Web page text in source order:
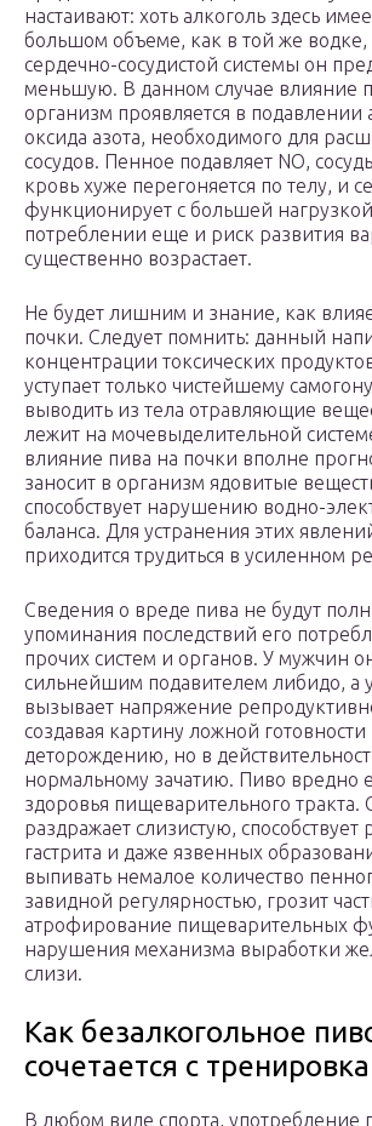
настаивают: хоть алкоголь здесь
большом объеме, как в той же водке,
сердечно-сосудистой системы он
меньшую. В данном случае влияние
организм проявляется в подавлении
оксида азота, необходимого для
сосудов. Пенное подавляет NO,
кровь хуже перегоняется по телу, и
функционирует с большей
потреблении еще и риск развития
существенно возрастает.
Не будет лишним и знание, как
почки. Следует помнить: данный
концентрации токсических
уступает только чистейшему
выводить из тела отравляющие
лежит на мочевыделительной
влияние пива на почки вполне
заносит в организм ядовитые
способствует нарушению водно-
баланса. Для устранения этих
приходится трудиться в усиленном
Сведения о вреде пива не будут
упоминания последствий его
прочих систем и органов. У мужчин
сильнейшим подавителем либидо, а
вызывает напряжение
создавая картину ложной готовности
деторождению, но в
нормальному зачатию. Пиво вредно
здоровья пищеварительного тракта.
раздражает слизистую, способствует
гастрита и даже язвенных
выпивать немалое количество
завидной регулярностью, грозит
атрофирование пищеварительных
нарушения механизма выработки
слизи.
Как безалкогольное
сочетается с
В любом виде спорта, употребление